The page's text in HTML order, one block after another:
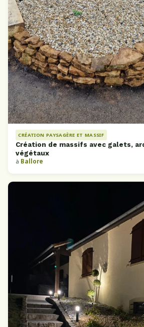
CRÉATION PAYSAGÈRE ET MASSIF
Création de massifs avec galets,
végétaux
à Ballore